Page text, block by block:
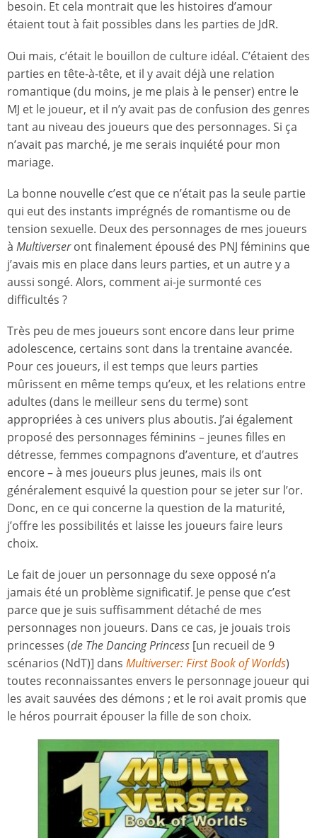
besoin. Et cela montrait que les histoires d’amour
étaient tout à fait possibles dans les parties de JdR.
Oui mais, c’était le bouillon de culture idéal. C’étaient des
parties en tête-à-tête, et il y avait déjà une relation
romantique (du moins, je me plais à le penser) entre le
MJ et le joueur, et il n’y avait pas de confusion des genres
tant au niveau des joueurs que des personnages. Si ça
n’avait pas marché, je me serais inquiété pour mon
mariage.
La bonne nouvelle c’est que ce n’était pas la seule partie
qui eut des instants imprégnés de romantisme ou de
tension sexuelle. Deux des personnages de mes joueurs
à Multiverseront finalement épousé des PNJ féminins que
j’avais mis en place dans leurs parties, et un autre y a
aussi songé. Alors, comment ai-je surmonté ces
difficultés ?
Très peu de mes joueurs sont encore dans leur prime
adolescence, certains sont dans la trentaine avancée.
Pour ces joueurs, il est temps que leurs parties
mûrissent en même temps qu’eux, et les relations entre
adultes (dans le meilleur sens du terme) sont
appropriées à ces univers plus aboutis. J’ai également
proposé des personnages féminins – jeunes filles en
détresse, femmes compagnons d’aventure, et d’autres
encore – à mes joueurs plus jeunes, mais ils ont
généralement esquivé la question pour se jeter sur l’or.
Donc, en ce qui concerne la question de la maturité,
j’offre les possibilités et laisse les joueurs faire leurs
choix.
Le fait de jouer un personnage du sexe opposé n’a
jamais été un problème significatif. Je pense que c’est
parce que je suis suffisamment détaché de mes
personnages non joueurs. Dans ce cas, je jouais trois
princesses (de The Dancing Princess [un recueil de 9
scénarios (NdT)] dans Multiverser: First Book of Worlds)
toutes reconnaissantes envers le personnage joueur qui
les avait sauvées des démons ; et le roi avait promis que
le héros pourrait épouser la fille de son choix.